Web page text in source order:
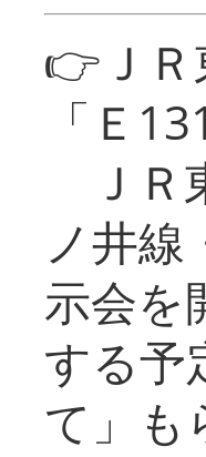
👉Ｊ
「Ｅ
ＪＲ
ノ井
示会を
する予
て」も